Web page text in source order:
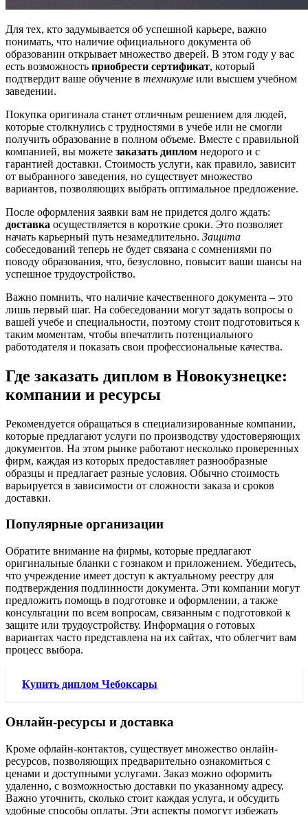
Для тех, кто задумывается об успешной карьере, важно
понимать, что наличие официального документа об
образовании открывает множество дверей. В этом году у вас
есть возможность приобрести сертификат, который
подтвердит ваше обучение в техникуме или высшем учебном
заведении.
Покупка оригинала станет отличным решением для людей,
которые столкнулись с трудностями в учебе или не смогли
получить образование в полном объеме. Вместе с правильной
компанией, вы можете заказать диплом недорого и с
гарантией доставки. Стоимость услуги, как правило, зависит
от выбранного заведения, но существует множество
вариантов, позволяющих выбрать оптимальное предложение.
После оформления заявки вам не придется долго ждать:
доставка осуществляется в короткие сроки. Это позволяет
начать карьерный путь незамедлительно. Защита
собеседований теперь не будет связана с сомнениями по
поводу образования, что, безусловно, повысит ваши шансы на
успешное трудоустройство.
Важно помнить, что наличие качественного документа – это
лишь первый шаг. На собеседовании могут задать вопросы о
вашей учебе и специальности, поэтому стоит подготовиться к
таким моментам, чтобы впечатлить потенциального
работодателя и показать свои профессиональные качества.
Где заказать диплом в Новокузнецке:
компании и ресурсы
Рекомендуется обращаться в специализированные компании,
которые предлагают услуги по производству удостоверяющих
документов. На этом рынке работают несколько проверенных
фирм, каждая из которых предоставляет разнообразные
образцы и предлагает разные условия. Обычно стоимость
варьируется в зависимости от сложности заказа и сроков
доставки.
Популярные организации
Обратите внимание на фирмы, которые предлагают
оригинальные бланки с гознаком и приложением. Убедитесь,
что учреждение имеет доступ к актуальному реестру для
подтверждения подлинности документа. Эти компании могут
предложить помощь в подготовке и оформлении, а также
консультации по всем вопросам, связанным с подготовкой к
защите или трудоустройству. Информация о готовых
вариантах часто представлена на их сайтах, что облегчит вам
процесс выбора.
Купить диплом Чебоксары
Онлайн-ресурсы и доставка
Кроме офлайн-контактов, существует множество онлайн-
ресурсов, позволяющих предварительно ознакомиться с
ценами и доступными услугами. Заказ можно оформить
удаленно, с возможностью доставки по указанному адресу.
Важно уточнить, сколько стоит каждая услуга, и обсудить
удобные способы оплаты. Эти аспекты помогут избежать